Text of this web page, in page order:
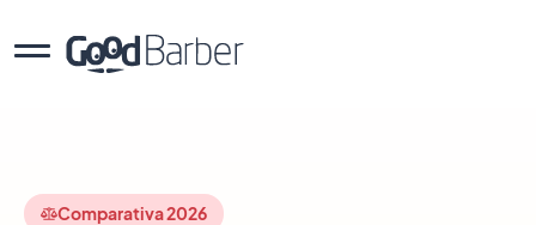
Comparativa 2026